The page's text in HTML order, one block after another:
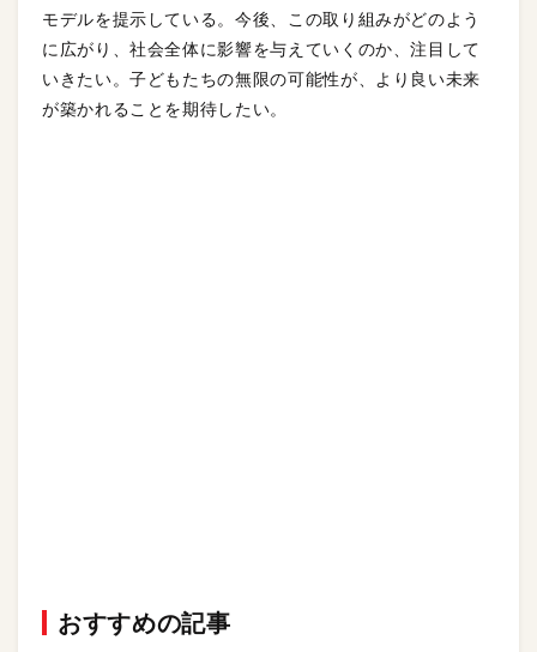
モデルを提示している。今後、この取り組みがどのよう
に広がり、社会全体に影響を与えていくのか、注目して
いきたい。子どもたちの無限の可能性が、より良い未来
が築かれることを期待したい。
おすすめの記事